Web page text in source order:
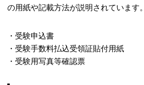
の用紙や記載方法が説明されています。
・受験申込書
・受験手数料払込受領証貼付用紙
・受験用写真等確認票